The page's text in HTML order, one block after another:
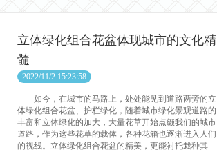
立体绿化组合花盆体现城市的文化精
髓
2022/11/2 15:23:58
如今，在城市的马路上，处处能见到道路两旁的立
体绿化组合花盆、护栏绿化，随着城市绿化景观道路的
丰富和立体绿化的加大，大量花草开始点缀我们的城市
道路，作为这些花草的载体，各种花箱也逐渐进入人们
的视线。立体绿化组合花盆的精美，更能衬托栽种其